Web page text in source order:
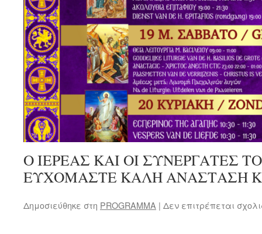
Ο ΙΕΡΕΑΣ ΚΑΙ ΟΙ ΣΥΝΕΡΓΑΤΕΣ
ΕΥΧΟΜΑΣΤΕ ΚΑΛΗ ΑΝΑΣΤΑΣΗ
Δημοσιεύθηκε στη PROGRAMMA | Δεν επιτρέπεται